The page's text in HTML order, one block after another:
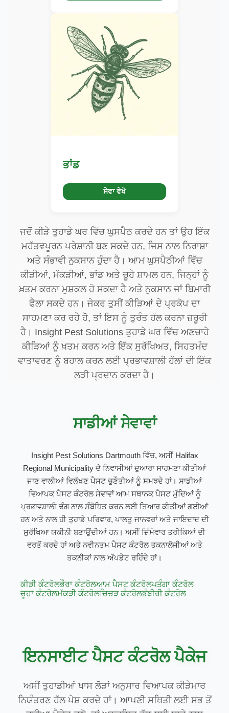
ਭਾਂਡ
ਸੇਵਾ ਵੇਖੋ
ਜਦੋਂ ਕੀੜੇ ਤੁਹਾਡੇ ਘਰ ਵਿੱਚ ਘੁਸਪੈਠ ਕਰਦੇ ਹਨ ਤਾਂ ਉਹ ਇੱਕ
ਮਹੱਤਵਪੂਰਨ ਪਰੇਸ਼ਾਨੀ ਬਣ ਸਕਦੇ ਹਨ, ਜਿਸ ਨਾਲ ਨਿਰਾਸ਼ਾ
ਅਤੇ ਸੰਭਾਵੀ ਨੁਕਸਾਨ ਹੁੰਦਾ ਹੈ। ਆਮ ਘੁਸਪੈਠੀਆਂ ਵਿੱਚ
ਕੀੜੀਆਂ, ਮੱਕੜੀਆਂ, ਭਾਂਡ ਅਤੇ ਚੂਹੇ ਸ਼ਾਮਲ ਹਨ, ਜਿਨ੍ਹਾਂ ਨੂੰ
ਖ਼ਤਮ ਕਰਨਾ ਮੁਸ਼ਕਲ ਹੋ ਸਕਦਾ ਹੈ ਅਤੇ ਨੁਕਸਾਨ ਜਾਂ ਬਿਮਾਰੀ
ਫੈਲਾ ਸਕਦੇ ਹਨ। ਜੇਕਰ ਤੁਸੀਂ ਕੀੜਿਆਂ ਦੇ ਪ੍ਰਕੋਪ ਦਾ
ਸਾਹਮਣਾ ਕਰ ਰਹੇ ਹੋ, ਤਾਂ ਇਸ ਨੂੰ ਤੁਰੰਤ ਹੱਲ ਕਰਨਾ ਜ਼ਰੂਰੀ
ਹੈ। Insight Pest Solutions ਤੁਹਾਡੇ ਘਰ ਵਿੱਚ ਅਣਚਾਹੇ
ਕੀੜਿਆਂ ਨੂੰ ਖ਼ਤਮ ਕਰਨ ਅਤੇ ਇੱਕ ਸੁਰੱਖਿਅਤ, ਸਿਹਤਮੰਦ
ਵਾਤਾਵਰਣ ਨੂੰ ਬਹਾਲ ਕਰਨ ਲਈ ਪ੍ਰਭਾਵਸ਼ਾਲੀ ਹੱਲਾਂ ਦੀ ਇੱਕ
ਲੜੀ ਪ੍ਰਦਾਨ ਕਰਦਾ ਹੈ।
ਸਾਡੀਆਂ ਸੇਵਾਵਾਂ
Insight Pest Solutions Dartmouth ਵਿੱਚ, ਅਸੀਂ Halifax
Regional Municipality ਦੇ ਨਿਵਾਸੀਆਂ ਦੁਆਰਾ ਸਾਹਮਣਾ ਕੀਤੀਆਂ
ਜਾਣ ਵਾਲੀਆਂ ਵਿਲੱਖਣ ਪੈਸਟ ਚੁਣੌਤੀਆਂ ਨੂੰ ਸਮਝਦੇ ਹਾਂ। ਸਾਡੀਆਂ
ਵਿਆਪਕ ਪੈਸਟ ਕੰਟਰੋਲ ਸੇਵਾਵਾਂ ਆਮ ਸਥਾਨਕ ਪੈਸਟ ਮੁੱਦਿਆਂ ਨੂੰ
ਪ੍ਰਭਾਵਸ਼ਾਲੀ ਢੰਗ ਨਾਲ ਸੰਬੋਧਿਤ ਕਰਨ ਲਈ ਤਿਆਰ ਕੀਤੀਆਂ ਗਈਆਂ
ਹਨ ਅਤੇ ਨਾਲ ਹੀ ਤੁਹਾਡੇ ਪਰਿਵਾਰ, ਪਾਲਤੂ ਜਾਨਵਰਾਂ ਅਤੇ ਜਾਇਦਾਦ ਦੀ
ਸੁਰੱਖਿਆ ਯਕੀਨੀ ਬਣਾਉਂਦੀਆਂ ਹਨ। ਅਸੀਂ ਜ਼ਿੰਮੇਵਾਰ ਤਰੀਕਿਆਂ ਦੀ
ਵਰਤੋਂ ਕਰਦੇ ਹਾਂ ਅਤੇ ਨਵੀਨਤਮ ਪੈਸਟ ਕੰਟਰੋਲ ਤਕਨਾਲੋਜੀਆਂ ਅਤੇ
ਤਕਨੀਕਾਂ ਨਾਲ ਅੱਪਡੇਟ ਰਹਿੰਦੇ ਹਾਂ।
ਕੀੜੀ ਕੰਟਰੋਲਭੌਰਾ ਕੰਟਰੋਲਆਮ ਪੈਸਟ ਕੰਟਰੋਲਪਤੰਗਾ ਕੰਟਰੋਲ
ਚੂਹਾ ਕੰਟਰੋਲਮੱਕੜੀ ਕੰਟਰੋਲਚਿਚੜ ਕੰਟਰੋਲਭੰਬੀਰੀ ਕੰਟਰੋਲ
ਇਨਸਾਈਟ ਪੈਸਟ ਕੰਟਰੋਲ ਪੈਕੇਜ
ਅਸੀਂ ਤੁਹਾਡੀਆਂ ਖਾਸ ਲੋੜਾਂ ਅਨੁਸਾਰ ਵਿਆਪਕ ਕੀੜੇਮਾਰ
ਨਿਯੰਤਰਣ ਹੱਲ ਪੇਸ਼ ਕਰਦੇ ਹਾਂ। ਆਪਣੀ ਸਥਿਤੀ ਲਈ ਸਭ ਤੋਂ